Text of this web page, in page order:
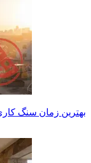
بهترین زمان سنگ